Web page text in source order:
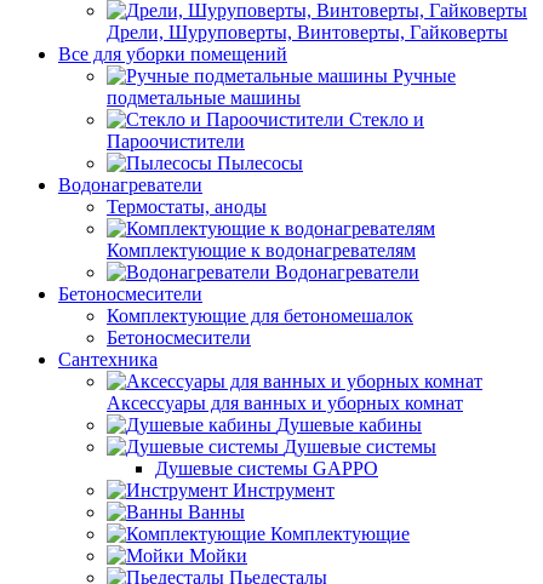
Дрели, Шуруповерты, Винтоверты, Гайковерты
Все для уборки помещений
Ручные
подметальные машины
Стекло и
Пароочистители
Пылесосы
Водонагреватели
Термостаты, аноды
Комплектующие к водонагревателям
Водонагреватели
Бетоносмесители
Комплектующие для бетономешалок
Бетоносмесители
Сантехника
Аксессуары для ванных и уборных комнат
Душевые кабины
Душевые системы
Душевые системы GAPPO
Инструмент
Ванны
Комплектующие
Мойки
Пьедесталы